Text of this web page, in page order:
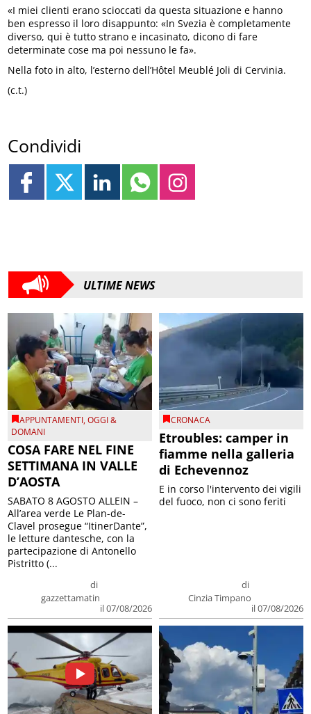
«I miei clienti erano scioccati da questa situazione e hanno
ben espresso il loro disappunto: «In Svezia è completamente
diverso, qui è tutto strano e incasinato, dicono di fare
determinate cose ma poi nessuno le fa».
Nella foto in alto, l’esterno dell’Hôtel Meublé Joli di Cervinia.
(c.t.)
Condividi
ULTIME NEWS
APPUNTAMENTI,OGGI &
DOMANI
COSA FARE NEL FINE
SETTIMANA IN VALLE
D’AOSTA
di
gazzettamatin
il 07/08/2026
SABATO 8 AGOSTO ALLEIN –
All’area verde Le Plan-de-
Clavel prosegue “ItinerDante”,
le letture dantesche, con la
partecipazione di Antonello
Pistritto (...
CRONACA
Etroubles: camper in
fiamme nella galleria
di Echevennoz
di
Cinzia Timpano
il 07/08/2026
E in corso l'intervento dei vigili
del fuoco, non ci sono feriti